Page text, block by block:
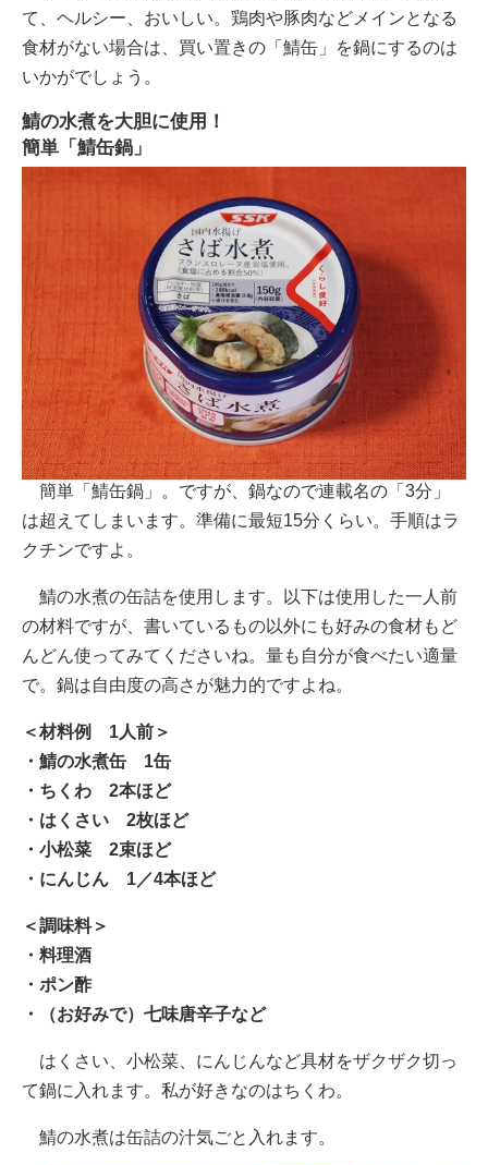
て、ヘルシー、おいしい。鶏肉や豚肉などメインとなる
食材がない場合は、買い置きの「鯖缶」を鍋にするのは
いかがでしょう。
鯖の水煮を大胆に使用！
簡単「鯖缶鍋」
簡単「鯖缶鍋」。ですが、鍋なので連載名の「3分」
は超えてしまいます。準備に最短15分くらい。手順はラ
クチンですよ。
鯖の水煮の缶詰を使用します。以下は使用した一人前
の材料ですが、書いているもの以外にも好みの食材もど
んどん使ってみてくださいね。量も自分が食べたい適量
で。鍋は自由度の高さが魅力的ですよね。
＜材料例 1人前＞
・鯖の水煮缶 1缶
・ちくわ 2本ほど
・はくさい 2枚ほど
・小松菜 2束ほど
・にんじん 1／4本ほど
＜調味料＞
・料理酒
・ポン酢
・（お好みで）七味唐辛子など
はくさい、小松菜、にんじんなど具材をザクザク切っ
て鍋に入れます。私が好きなのはちくわ。
鯖の水煮は缶詰の汁気ごと入れます。